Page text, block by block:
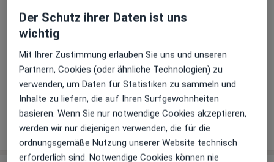
Raquel Olivia Diederich
Zahnärztin
17 Bewertungen
Oana Cuiava
Zahnärztin
3 Bewertungen
Der Schutz ihrer Daten ist uns
wichtig
Mit Ihrer Zustimmung erlauben Sie uns und unseren
Partnern, Cookies (oder ähnliche Technologien) zu
verwenden, um Daten für Statistiken zu sammeln und
Inhalte zu liefern, die auf Ihren Surfgewohnheiten
basieren. Wenn Sie nur notwendige Cookies akzeptieren,
werden wir nur diejenigen verwenden, die für die
ordnungsgemäße Nutzung unserer Website technisch
erforderlich sind. Notwendige Cookies können nie